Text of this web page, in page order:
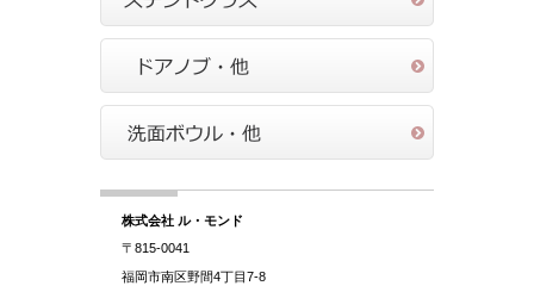
株式会社 ル・モンド
〒815-0041
福岡市南区野間4丁目7-8